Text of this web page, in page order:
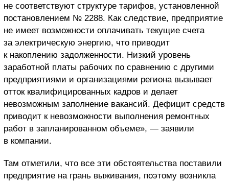
не соответствуют структуре тарифов, установленной
постановлением № 2288. Как следствие, предприятие
не имеет возможности оплачивать текущие счета
за электрическую энергию, что приводит
к накоплению задолженности. Низкий уровень
заработной платы рабочих по сравнению с другими
предприятиями и организациями региона вызывает
отток квалифицированных кадров и делает
невозможным заполнение вакансий. Дефицит средств
приводит к невозможности выполнения ремонтных
работ в запланированном объеме», — заявили
в компании.
Там отметили, что все эти обстоятельства поставили
предприятие на грань выживания, поэтому возникла